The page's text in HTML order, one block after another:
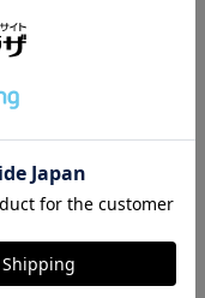
で初期投資の回収
な光が特徴。
、蛍光灯のような自
です。
ご依頼ください。一
ていただくと
けます！